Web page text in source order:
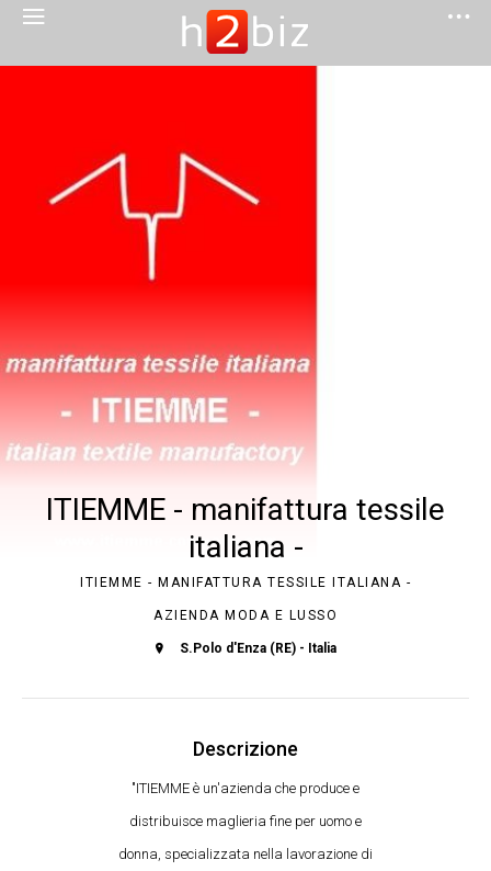
ITIEMME - manifattura tessile
italiana -
ITIEMME - MANIFATTURA TESSILE ITALIANA -
AZIENDA MODA E LUSSO
S.Polo d'Enza (RE) - Italia
Descrizione
"ITIEMME è un'azienda che produce e
distribuisce maglieria fine per uomo e
donna, specializzata nella lavorazione di